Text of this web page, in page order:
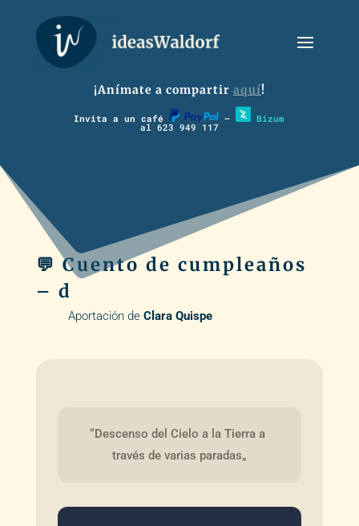
¡Anímate a compartir aquí!
Invita a un café – Bizum
al 623 949 117
💬 Cuento de cumpleaños
– d
Aportación de Clara Quispe
“Descenso del Cielo a la Tierra a
través de varias paradas„